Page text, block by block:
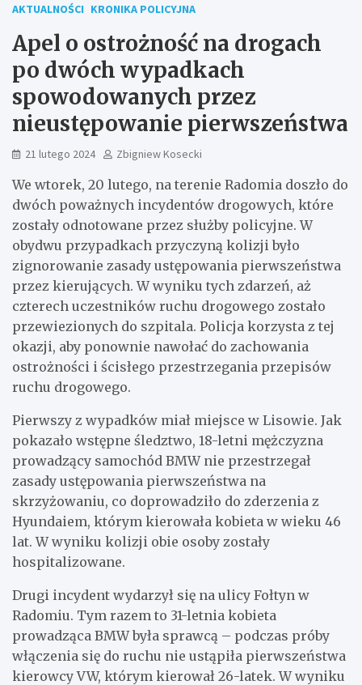
AKTUALNOŚCI KRONIKA POLICYJNA
Apel o ostrożność na drogach
po dwóch wypadkach
spowodowanych przez
nieustępowanie pierwszeństwa
21 lutego 2024 Zbigniew Kosecki
We wtorek, 20 lutego, na terenie Radomia doszło do
dwóch poważnych incydentów drogowych, które
zostały odnotowane przez służby policyjne. W
obydwu przypadkach przyczyną kolizji było
zignorowanie zasady ustępowania pierwszeństwa
przez kierujących. W wyniku tych zdarzeń, aż
czterech uczestników ruchu drogowego zostało
przewiezionych do szpitala. Policja korzysta z tej
okazji, aby ponownie nawołać do zachowania
ostrożności i ścisłego przestrzegania przepisów
ruchu drogowego.
Pierwszy z wypadków miał miejsce w Lisowie. Jak
pokazało wstępne śledztwo, 18-letni mężczyzna
prowadzący samochód BMW nie przestrzegał
zasady ustępowania pierwszeństwa na
skrzyżowaniu, co doprowadziło do zderzenia z
Hyundaiem, którym kierowała kobieta w wieku 46
lat. W wyniku kolizji obie osoby zostały
hospitalizowane.
Drugi incydent wydarzył się na ulicy Fołtyn w
Radomiu. Tym razem to 31-letnia kobieta
prowadząca BMW była sprawcą – podczas próby
włączenia się do ruchu nie ustąpiła pierwszeństwa
kierowcy VW, którym kierował 26-latek. W wyniku